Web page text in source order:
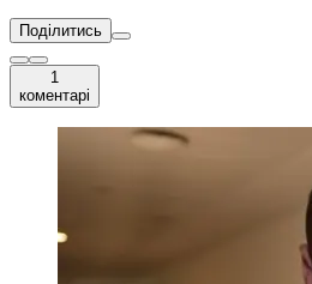
Поділитись
1
коментарі